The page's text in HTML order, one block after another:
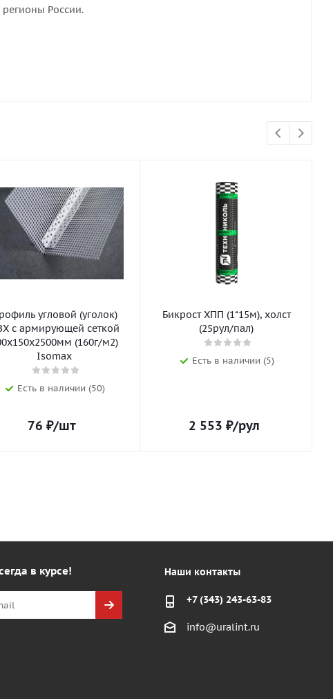
России.
угловой (уголок)
с армирующей сеткой
(160г/м2)
Isomax
Есть в наличии (50)
76 ₽/шт
Бикрост ХПП (1*15м), холст
(25рул/пал)
Есть в наличии (5)
2 553 ₽/рул
в курсе! Наши контакты
+7 (343) 243-63-83
info@uralint.ru